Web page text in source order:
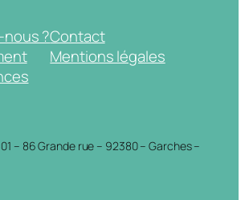
nous ?Contact
Mentions légales
– 86 Grande rue – 92380 – Garches –